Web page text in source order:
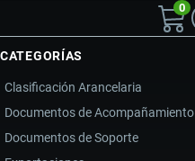
0
CATEGORÍAS
Clasificación Arancelaria
Documentos de Acompañamiento
Documentos de Soporte